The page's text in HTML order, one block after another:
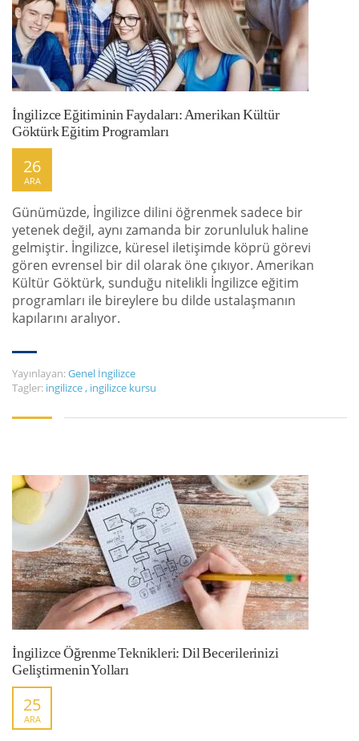
İngilizce Eğitiminin Faydaları: Amerikan Kültür
Göktürk Eğitim Programları
26
ARA
Günümüzde, İngilizce dilini öğrenmek sadece bir
yetenek değil, aynı zamanda bir zorunluluk haline
gelmiştir. İngilizce, küresel iletişimde köprü görevi
gören evrensel bir dil olarak öne çıkıyor. Amerikan
Kültür Göktürk, sunduğu nitelikli İngilizce eğitim
programları ile bireylere bu dilde ustalaşmanın
kapılarını aralıyor.
Yayınlayan:Genel İngilizce
Tagler: ingilizce, ingilizce kursu
İngilizce Öğrenme Teknikleri: Dil Becerilerinizi
Geliştirmenin Yolları
25
ARA